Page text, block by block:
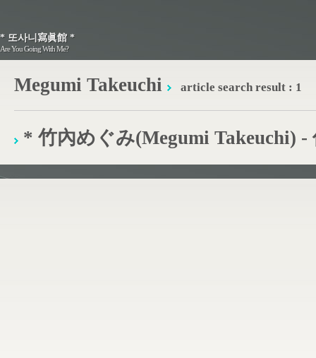
* 또사니寫眞館 *
Are You Going With Me?
* 또사니寫眞館 *
Are You Going With Me?
Megumi Takeuchi article search result : 1
* 竹內めぐみ(Megumi Takeuchi)